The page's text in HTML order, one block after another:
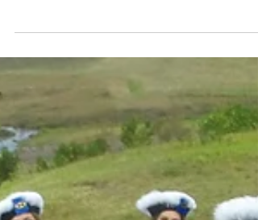
Empresa de Formatura
Para garantir que a sua formatura resulte em
e boas lembranças, é importante que o seu evento
esteja em boas mãos. Nós, da F12...